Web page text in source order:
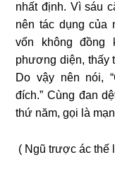
nhất định. Vì sáu
nên tác dụng của
vốn không đồng
phương diện, thấy
Do vậy nên nói,
đích.”Cùng đan
thứ năm, gọi là
( Ngũ trược ác thế